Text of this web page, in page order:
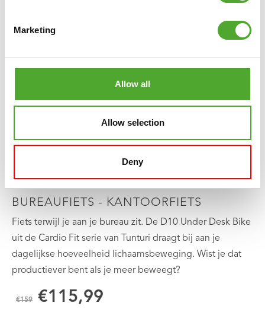
Marketing
Allow all
Allow selection
Deny
TUNTURIUNDER DESK BIKE -
BUREAUFIETS - KANTOORFIETS
Fiets terwijl je aan je bureau zit. De D10 Under Desk Bike
uit de Cardio Fit serie van Tunturi draagt bij aan je
dagelijkse hoeveelheid lichaamsbeweging. Wist je dat
productiever bent als je meer beweegt?
€159 €115,99